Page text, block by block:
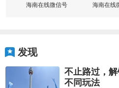
海南在线微信号 海南在线
发现
不止路过，
不同玩法